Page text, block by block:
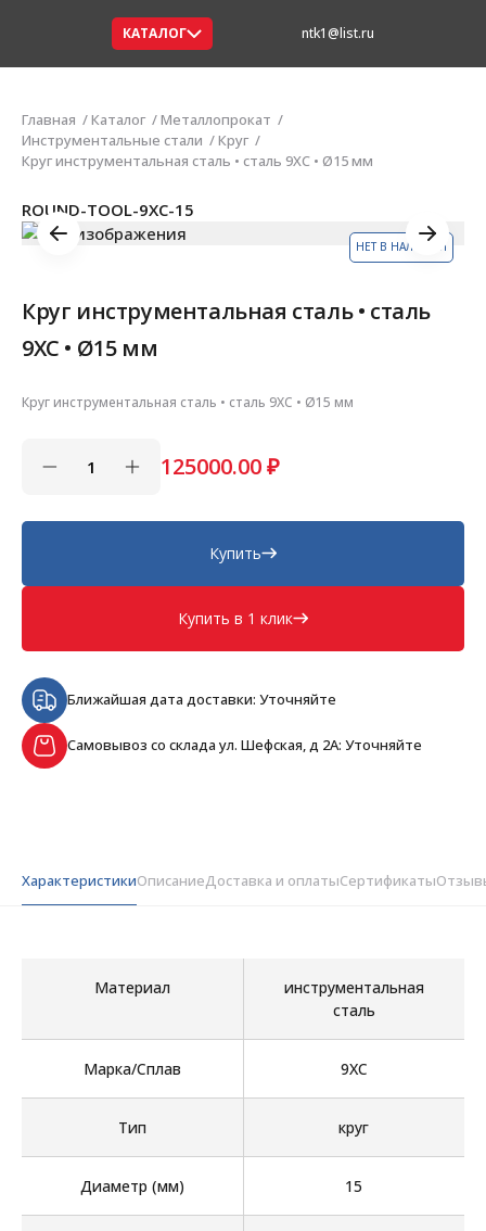
КАТАЛОГ ntk1@list.ru
Главная Каталог
Металлопрокат
Инструментальные стали
Круг
Круг инструментальная сталь • сталь 9ХС • Ø15 мм
НЕТ В НАЛИЧИИ
ROUND-TOOL-9ХС-15
Круг инструментальная сталь • сталь
9ХС • Ø15 мм
Круг инструментальная сталь • сталь 9ХС • Ø15 мм
125000.00₽
Купить
Купить в 1 клик
Ближайшая дата доставки: Уточняйте
Самовывоз со склада ул. Шефская, д 2А: Уточняйте
ХарактеристикиОписаниеДоставка и оплатыСертификаты
Материал
инструментальная
сталь
Марка/Сплав 9ХС
Тип круг
Диаметр (мм) 15